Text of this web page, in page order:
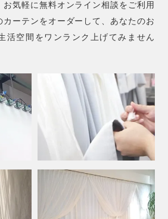
気軽に無料オンライン相談をご利用
カーテンをオーダーして、あなたのお
活空間をワンランク上げてみません